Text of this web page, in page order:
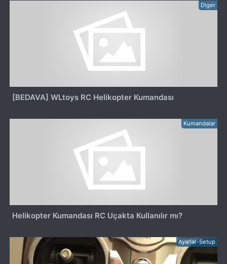
Diger
[BEDAVA] WLtoys RC Helikopter Kumandası
Kumandalar
Helikopter Kumandası RC Uçakta Kullanılır mı?
Ayarlar-Setup